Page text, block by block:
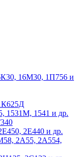
16М30, 1П756 и
1531М, 1541 и др.
2Е440 и др.
2А55, 2А554,